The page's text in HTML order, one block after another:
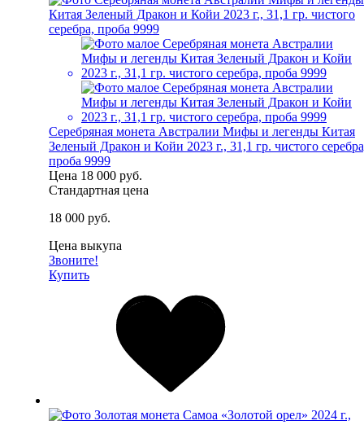
Серебряная монета Австралии Мифы и легенды Китая
Зеленый Дракон и Койи 2023 г., 31,1 гр. чистого
проба 9999
Цена 18 000 руб.
Стандартная цена
18 000 руб.
Цена выкупа
Звоните!
Купить